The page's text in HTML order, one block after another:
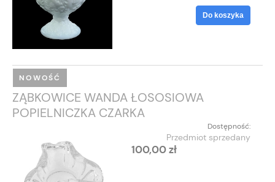
Do koszyka
ZĄBKOWICE WANDA ŁOSOSIOWA
POPIELNICZKA CZARKA
Dostępność:
Przedmiot sprzedany
100,00 zł
NOWOŚĆ